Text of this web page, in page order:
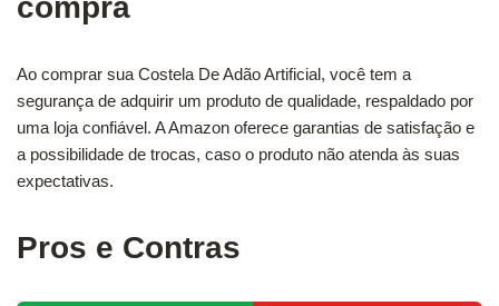
compra
Ao comprar sua Costela De Adão Artificial, você tem a
segurança de adquirir um produto de qualidade, respaldado por
uma loja confiável. A Amazon oferece garantias de satisfação e
a possibilidade de trocas, caso o produto não atenda às suas
expectativas.
Pros e Contras